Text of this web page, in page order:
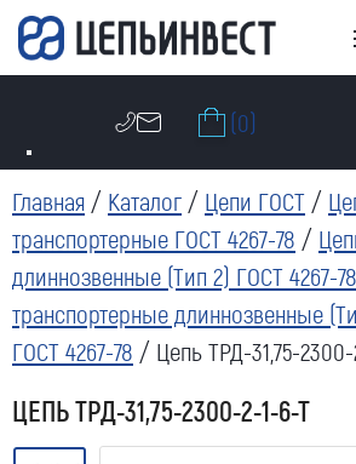
(0)
Главная / Каталог / Цепи ГОСТ /
транспортерные ГОСТ 4267-78 /
длиннозвенные (Тип 2) ГОСТ 4267-78
транспортерные длиннозвенные
ГОСТ 4267-78 / Цепь ТРД-31,75-
ЦЕПЬ ТРД-31,75-2300-2-1-6-Т